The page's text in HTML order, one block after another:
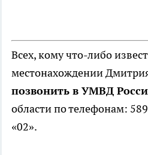
Всех, кому что-либо
местонахождении
позвонить в УМВД
области по телефонам:
«02».